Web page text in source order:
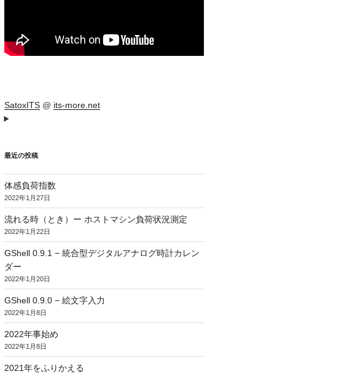
SatoxITS@ its-more.net
最近の投稿
体感負荷指数
2022年1月27日
流れる時（とき）ー ホストマシン負荷状況測定
2022年1月22日
GShell 0.9.1 − 統合型デジタルアナログ時計カレン
ダー
2022年1月20日
GShell 0.9.0 − 絵文字入力
2022年1月8日
2022年事始め
2022年1月8日
2021年をふりかえる